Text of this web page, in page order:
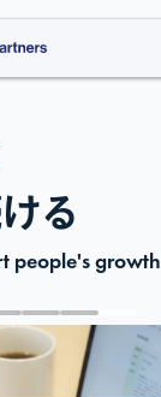
る
people's growth